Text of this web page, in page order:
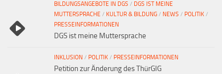
BILDUNGSANGEBOTE IN DGS / DGS IST MEINE
MUTTERSPRACHE / KULTUR & BILDUNG / NEWS / POLITIK /
PRESSEINFORMATIONEN
DGS ist meine Muttersprache
INKLUSION / POLITIK / PRESSEINFORMATIONEN
Petition zur Änderung des ThürGIG